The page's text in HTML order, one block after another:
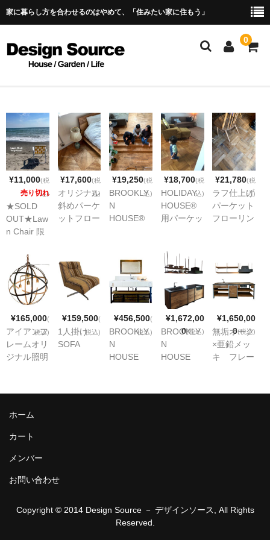
家に暮らし方を合わせるのはやめて、「住みたい家に住もう」
0
LIGHTING＆SWITCH
KITCHEN
BATH＆TOILETRIES
SHELF＆CABINET
FLOORING
TABLE＆CHAIR
¥11,000(税
込)
売り切れ
★SOLD
OUT★Law
n Chair 限
☆Gold&W
hite
¥17,600(税
込)
オリジナル
斜めパーケ
ットフロー
¥19,250(税
込)
BROOKLY
N
HOUSE®
仕上げ
¥18,700(税
込)
HOLIDAY
HOUSE®
用パーケッ
¥21,780(税
込)
ラフ仕上げ
パーケット
フローリン
¥165,000(
税込)
アイアンフ
レームオリ
ジナル照明
¥159,500(
税込)
1人掛け
SOFA
¥456,500(
税込)
BROOKLY
N
HOUSE
¥1,672,00
0(税込)
BROOKLY
N
HOUSE
ン
¥1,650,00
0(税込)
無垢オーク
×亜鉛メッ
キ フレー
ホーム
カート
メンバー
お問い合わせ
Copyright © 2014 Design Source － デザインソース, All Rights
Reserved.